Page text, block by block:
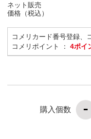
ネット販売
価格（税込）
コメリカード番号登録、
コメリポイント ： 4ポイ
購入個数